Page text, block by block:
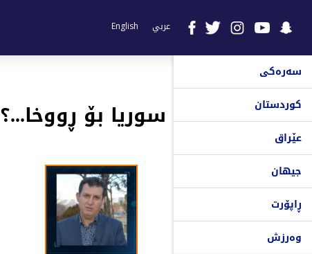
عربي English
سەرەکی
کوردستان
عێراق
جیهان
ڕاپۆرت
وەرزش
سوریا بۆ ڕووخا...؟